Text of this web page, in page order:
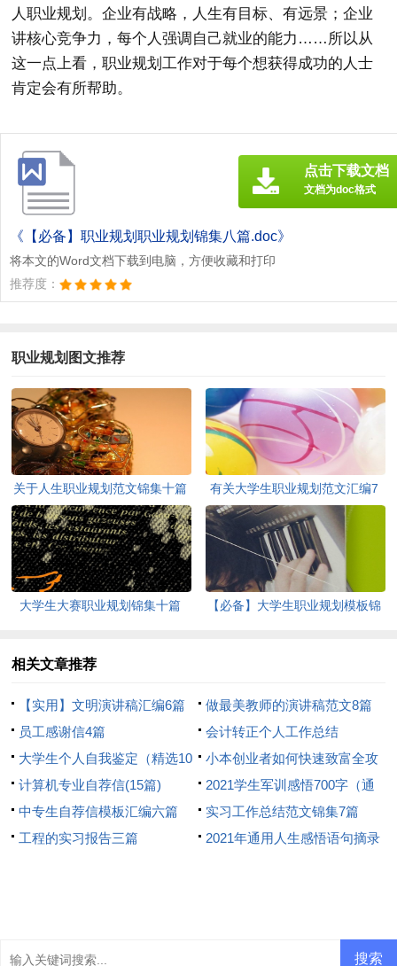
人职业规划。企业有战略，人生有目标、有远景；企业
讲核心竞争力，每个人强调自己就业的能力……所以从
这一点上看，职业规划工作对于每个想获得成功的人士
肯定会有所帮助。
《【必备】职业规划职业规划锦集八篇.doc》
将本文的Word文档下载到电脑，方便收藏和打印
推荐度：
点击下载文档
文档为doc格式
职业规划图文推荐
关于人生职业规划范文锦集十篇
有关大学生职业规划范文汇编7
篇
大学生大赛职业规划锦集十篇
【必备】大学生职业规划模板锦
相关文章推荐
【实用】文明演讲稿汇编6篇
做最美教师的演讲稿范文8篇
员工感谢信4篇
会计转正个人工作总结
大学生个人自我鉴定（精选10
篇）
小本创业者如何快速致富全攻
略
计算机专业自荐信(15篇)
2021学生军训感悟700字（通
用6篇）
中专生自荐信模板汇编六篇
实习工作总结范文锦集7篇
工程的实习报告三篇
2021年通用人生感悟语句摘录